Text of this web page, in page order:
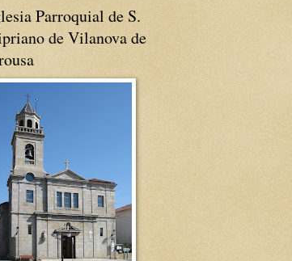
Parroquial de S.
de Vilanova de